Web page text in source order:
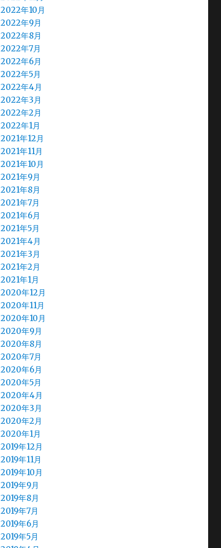
2022年10月
2022年9月
2022年8月
2022年7月
2022年6月
2022年5月
2022年4月
2022年3月
2022年2月
2022年1月
2021年12月
2021年11月
2021年10月
2021年9月
2021年8月
2021年7月
2021年6月
2021年5月
2021年4月
2021年3月
2021年2月
2021年1月
2020年12月
2020年11月
2020年10月
2020年9月
2020年8月
2020年7月
2020年6月
2020年5月
2020年4月
2020年3月
2020年2月
2020年1月
2019年12月
2019年11月
2019年10月
2019年9月
2019年8月
2019年7月
2019年6月
2019年5月